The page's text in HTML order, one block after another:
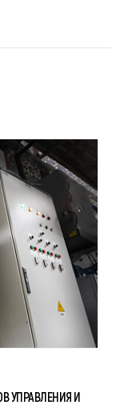
УПРАВЛЕНИЯ И